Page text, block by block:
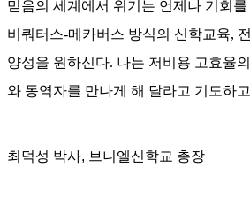
믿음의 세계에서 위기는 언제나 기회
비쿼터스-메카버스 방식의 신학교육,
양성을 원하신다. 나는 저비용 고효율
와 동역자를 만나게 해 달라고 기도하
최덕성 박사, 브니엘신학교 총장